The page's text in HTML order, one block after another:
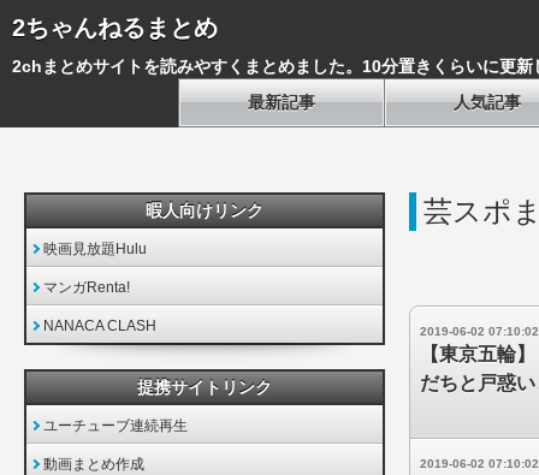
2ちゃんねるまとめ
2chまとめサイトを読みやすくまとめました。10分置きくらいに更新
最新記事
人気記事
芸スポ
2019-06-02 07:10:02
【東京五輪
だちと戸惑い
2019-06-02 07:10:02
暇人向けリンク
映画見放題Hulu
マンガRenta!
NANACA CLASH
提携サイトリンク
ユーチューブ連続再生
動画まとめ作成